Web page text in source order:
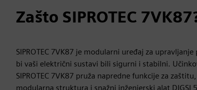
Zašto SIPROTEC
SIPROTEC 7VK87 je modularni uređaj za
bi vaši električni sustavi bili sigurni i stabilni.
SIPROTEC 7VK87 pruža napredne funkcije za
modularna struktura i snažni inženjerski alat